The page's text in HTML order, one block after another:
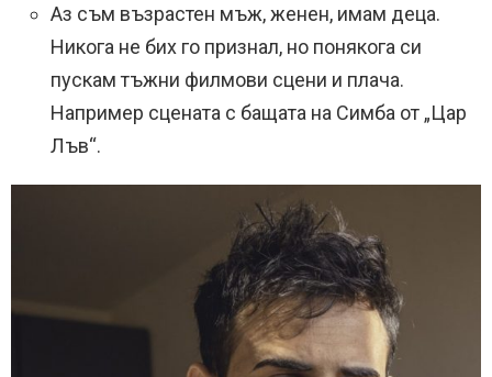
Аз съм възрастен мъж, женен, имам деца.
Никога не бих го признал, но понякога си
пускам тъжни филмови сцени и плача.
Например сцената с бащата на Симба от „Цар
Лъв“.